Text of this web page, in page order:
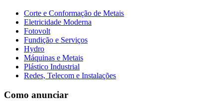
Corte e Conformação de Metais
Eletricidade Moderna
Fotovolt
Fundição e Serviços
Hydro
Máquinas e Metais
Plástico Industrial
Redes, Telecom e Instalações
Como anunciar